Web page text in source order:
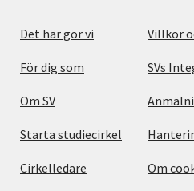
Det här gör vi
För dig som
Om SV
Starta studiecirkel
Cirkelledare
Villkor
SVs
Om